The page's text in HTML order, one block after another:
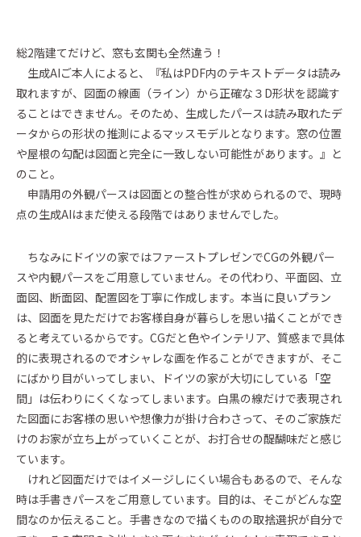
総2階建てだけど、窓も玄関も全然違う！
生成AIご本人によると、『私はPDF内のテキストデータは読み
取れますが、図面の線画（ライン）から正確な３D形状を認識す
ることはできません。そのため、生成したパースは読み取れたデ
ータからの形状の推測によるマッスモデルとなります。窓の位置
や屋根の勾配は図面と完全に一致しない可能性があります。』と
のこと。
申請用の外観パースは図面との整合性が求められるので、現時
点の生成AIはまだ使える段階ではありませんでした。
ちなみにドイツの家ではファーストプレゼンでCGの外観パー
スや内観パースをご用意していません。その代わり、平面図、立
面図、断面図、配置図を丁寧に作成します。本当に良いプラン
は、図面を見ただけでお客様自身が暮らしを思い描くことができ
ると考えているからです。CGだと色やインテリア、質感まで具体
的に表現されるのでオシャレな画を作ることができますが、そこ
にばかり目がいってしまい、ドイツの家が大切にしている「空
間」は伝わりにくくなってしまいます。白黒の線だけで表現され
た図面にお客様の思いや想像力が掛け合わさって、そのご家族だ
けのお家が立ち上がっていくことが、お打合せの醍醐味だと感じ
ています。
けれど図面だけではイメージしにくい場合もあるので、そんな
時は手書きパースをご用意しています。目的は、そこがどんな空
間なのか伝えること。手書きなので描くものの取捨選択が自分で